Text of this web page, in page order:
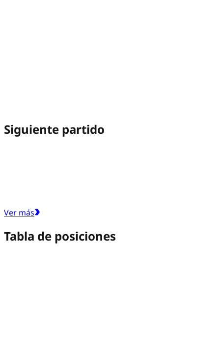
Siguiente partido
Ver más
Tabla de posiciones